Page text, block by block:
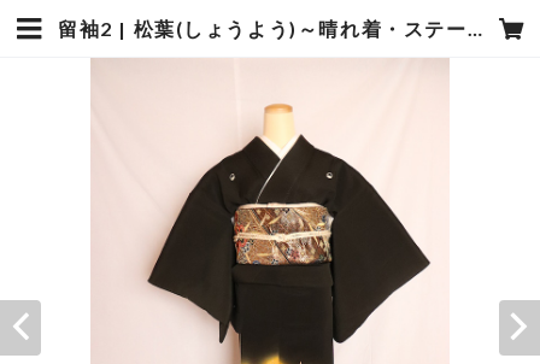
留袖2 | 松葉(しょうよう)～晴れ着・ステージ衣装 着物宅配レンタル～島根県松江市